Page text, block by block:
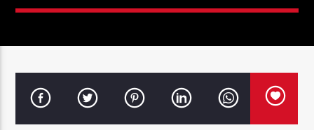
FAIXA ATUAL